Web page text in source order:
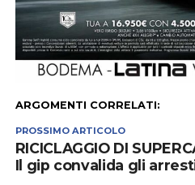
ARGOMENTI CORRELATI:
PROSSIMO ARTICOLO
RICICLAGGIO DI
Il gip convalida gli